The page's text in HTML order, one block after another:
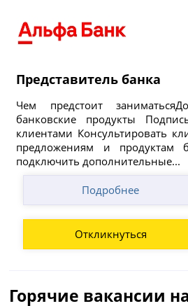
Представитель банка
Чем предстоит
банковские продукты
клиентами Консультировать
предложениям и продуктам
подключить дополнительные...
Подробнее
Откликнуться
Горячие вакансии